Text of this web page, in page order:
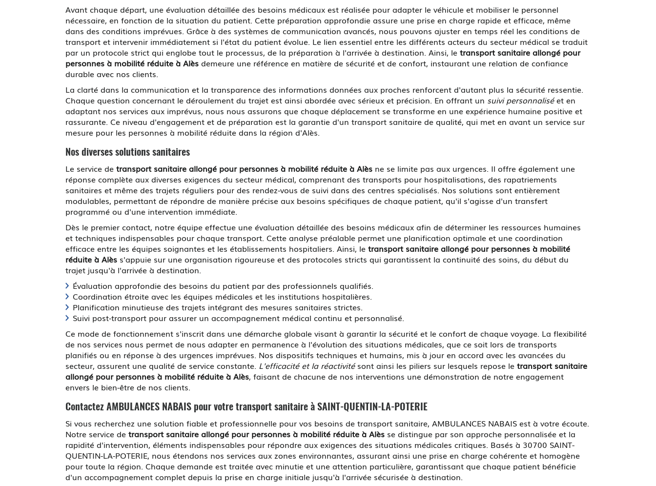
Avant chaque départ, une évaluation détaillée des besoins médicaux est réalisée pour adapter le véhicule et mobiliser le personnel
nécessaire, en fonction de la situation du patient. Cette préparation approfondie assure une prise en charge rapide et efficace, même
dans des conditions imprévues. Grâce à des systèmes de communication avancés, nous pouvons ajuster en temps réel les conditions de
transport et intervenir immédiatement si l'état du patient évolue. Le lien essentiel entre les différents acteurs du secteur médical se traduit
par un protocole strict qui englobe tout le processus, de la préparation à l'arrivée à destination. Ainsi, letransport sanitaire allongé pour
personnes à mobilité réduite à Alès demeure une référence en matière de sécurité et de confort, instaurant une relation de confiance
durable avec nos clients.
La clarté dans la communication et la transparence des informations données aux proches renforcent d'autant plus la sécurité ressentie.
Chaque question concernant le déroulement du trajet est ainsi abordée avec sérieux et précision. En offrant un suivi personnaliséet en
adaptant nos services aux imprévus, nous nous assurons que chaque déplacement se transforme en une expérience humaine positive et
rassurante. Ce niveau d'engagement et de préparation est la garantie d'un transport sanitaire de qualité, qui met en avant un service sur
mesure pour les personnes à mobilité réduite dans la région d'Alès.
Nos diverses solutions sanitaires
Le service detransport sanitaire allongé pour personnes à mobilité réduite à Alès ne se limite pas aux urgences. Il offre également une
réponse complète aux diverses exigences du secteur médical, comprenant des transports pour hospitalisations, des rapatriements
sanitaires et même des trajets réguliers pour des rendez-vous de suivi dans des centres spécialisés. Nos solutions sont entièrement
modulables, permettant de répondre de manière précise aux besoins spécifiques de chaque patient, qu'il s'agisse d'un transfert
programmé ou d'une intervention immédiate.
Dès le premier contact, notre équipe effectue une évaluation détaillée des besoins médicaux afin de déterminer les ressources humaines
et techniques indispensables pour chaque transport. Cette analyse préalable permet une planification optimale et une coordination
efficace entre les équipes soignantes et les établissements hospitaliers. Ainsi, letransport sanitaire allongé pour personnes à mobilité
réduite à Alès s'appuie sur une organisation rigoureuse et des protocoles stricts qui garantissent la continuité des soins, du début du
trajet jusqu'à l'arrivée à destination.
Évaluation approfondie des besoins du patient par des professionnels qualifiés.
Coordination étroite avec les équipes médicales et les institutions hospitalières.
Planification minutieuse des trajets intégrant des mesures sanitaires strictes.
Suivi post-transport pour assurer un accompagnement médical continu et personnalisé.
Ce mode de fonctionnement s'inscrit dans une démarche globale visant à garantir la sécurité et le confort de chaque voyage. La flexibilité
de nos services nous permet de nous adapter en permanence à l'évolution des situations médicales, que ce soit lors de transports
planifiés ou en réponse à des urgences imprévues. Nos dispositifs techniques et humains, mis à jour en accord avec les avancées du
secteur, assurent une qualité de service constante. L'efficacité et la réactivitésont ainsi les piliers sur lesquels repose letransport sanitaire
allongé pour personnes à mobilité réduite à Alès, faisant de chacune de nos interventions une démonstration de notre engagement
envers le bien-être de nos clients.
Contactez AMBULANCES NABAIS pour votre transport sanitaire à SAINT-QUENTIN-LA-POTERIE
Si vous recherchez une solution fiable et professionnelle pour vos besoins de transport sanitaire, AMBULANCES NABAIS est à votre écoute.
Notre service detransport sanitaire allongé pour personnes à mobilité réduite à Alès se distingue par son approche personnalisée et la
rapidité d'intervention, éléments indispensables pour répondre aux exigences des situations médicales critiques. Basés à 30700 SAINT-
QUENTIN-LA-POTERIE, nous étendons nos services aux zones environnantes, assurant ainsi une prise en charge cohérente et homogène
pour toute la région. Chaque demande est traitée avec minutie et une attention particulière, garantissant que chaque patient bénéficie
d'un accompagnement complet depuis la prise en charge initiale jusqu'à l'arrivée sécurisée à destination.